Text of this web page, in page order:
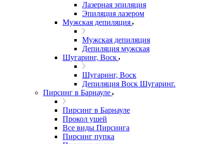
Лазерная эпиляция
Эпиляция лазером
Мужская депиляция
Мужская депиляция
Депиляция мужская
Шугаринг, Воск
Шугаринг, Воск
Депиляция Воск Шугаринг.
Пирсинг в Барнауле
Пирсинг в Барнауле
Прокол ушей
Все виды Пирсинга
Пирсинг пупка